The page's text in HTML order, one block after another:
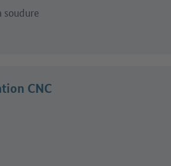
CNC